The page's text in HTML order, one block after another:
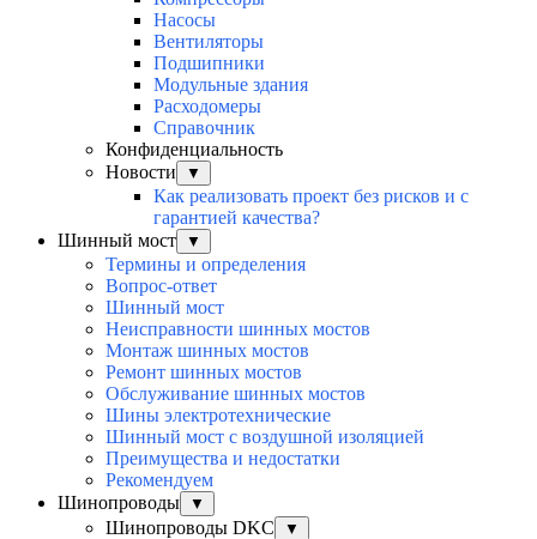
Насосы
Вентиляторы
Подшипники
Модульные здания
Расходомеры
Справочник
Конфиденциальность
Новости
▼
Как реализовать проект без рисков и с
гарантией качества?
Шинный мост
▼
Термины и определения
Вопрос-ответ
Шинный мост
Неисправности шинных мостов
Монтаж шинных мостов
Ремонт шинных мостов
Обслуживание шинных мостов
Шины электротехнические
Шинный мост с воздушной изоляцией
Преимущества и недостатки
Рекомендуем
Шинопроводы
▼
Шинопроводы DKC ▼